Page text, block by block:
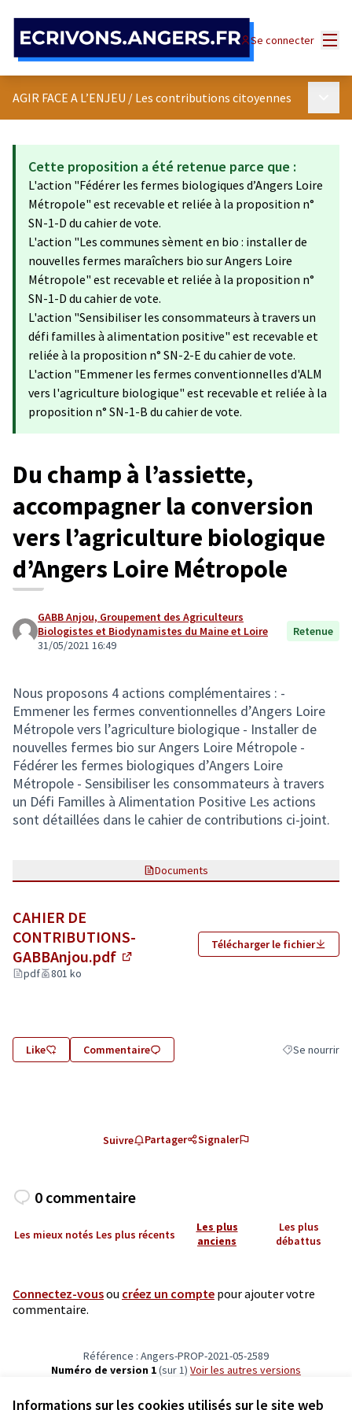
Informations sur les cookies utilisés sur le site web
Se connecter
AGIR FACE A L’ENJEU / Les contributions citoyennes
Cette proposition a été retenue parce que :
L'action "Fédérer les fermes biologiques d’Angers Loire
Métropole" est recevable et reliée à la proposition n°
SN-1-D du cahier de vote.
L'action "Les communes sèment en bio : installer de
nouvelles fermes maraîchers bio sur Angers Loire
Métropole" est recevable et reliée à la proposition n°
SN-1-D du cahier de vote.
L'action "Sensibiliser les consommateurs à travers un
défi familles à alimentation positive" est recevable et
reliée à la proposition n° SN-2-E du cahier de vote.
L'action "Emmener les fermes conventionnelles d'ALM
vers l'agriculture biologique" est recevable et reliée à la
proposition n° SN-1-B du cahier de vote.
Du champ à l’assiette,
accompagner la conversion
vers l’agriculture biologique
d’Angers Loire Métropole
GABB Anjou, Groupement des Agriculteurs
Biologistes et Biodynamistes du Maine et Loire
31/05/2021 16:49
Retenue
Nous proposons 4 actions complémentaires : -
Emmener les fermes conventionnelles d’Angers Loire
Métropole vers l’agriculture biologique - Installer de
nouvelles fermes bio sur Angers Loire Métropole -
Fédérer les fermes biologiques d’Angers Loire
Métropole - Sensibiliser les consommateurs à travers
un Défi Familles à Alimentation Positive Les actions
sont détaillées dans le cahier de contributions ci-joint.
Documents
CAHIER DE
CONTRIBUTIONS-
GABBAnjou.pdf
pdf 801 ko
Télécharger le fichier
Like Commentaire Filtrer les
Se nourrir
Suivre Partager Signaler
0 commentaire
Les mieux notés Les plus récents
Les plus
anciens
Les plus
débattus
Connectez-vousou créez un compte pour ajouter votre
commentaire.
Référence : Angers-PROP-2021-05-2589
Numéro de version 1(sur 1)
voir les autres versions